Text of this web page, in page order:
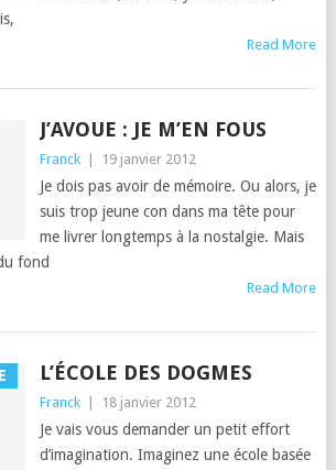
Read More
J’AVOUE : JE M’EN FOUS
Franck 19 janvier 2012
Je dois pas avoir de mémoire. Ou alors, je
suis trop jeune con dans ma tête pour
me livr­er longtemps à la nostalgie. Mais
fond
Read More
L’ÉCOLE DES DOGMES
Franck 18 janvier 2012
Je vais vous deman­der un petit effort
d’imagination. Imag­inez une école basée